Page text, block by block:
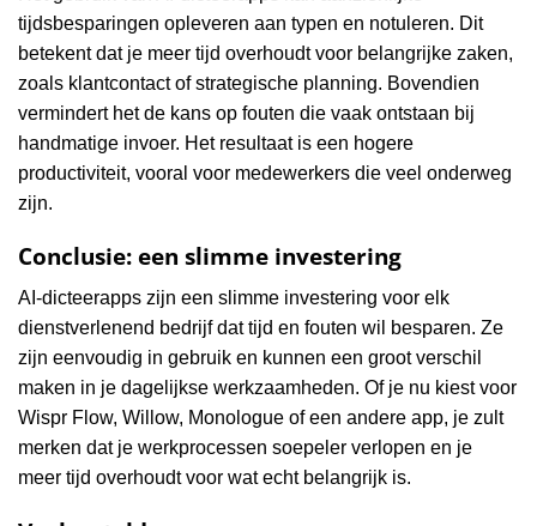
tijdsbesparingen opleveren aan typen en notuleren. Dit
betekent dat je meer tijd overhoudt voor belangrijke zaken,
zoals klantcontact of strategische planning. Bovendien
vermindert het de kans op fouten die vaak ontstaan bij
handmatige invoer. Het resultaat is een hogere
productiviteit, vooral voor medewerkers die veel onderweg
zijn.
Conclusie: een slimme investering
AI-dicteerapps zijn een slimme investering voor elk
dienstverlenend bedrijf dat tijd en fouten wil besparen. Ze
zijn eenvoudig in gebruik en kunnen een groot verschil
maken in je dagelijkse werkzaamheden. Of je nu kiest voor
Wispr Flow, Willow, Monologue of een andere app, je zult
merken dat je werkprocessen soepeler verlopen en je
meer tijd overhoudt voor wat echt belangrijk is.